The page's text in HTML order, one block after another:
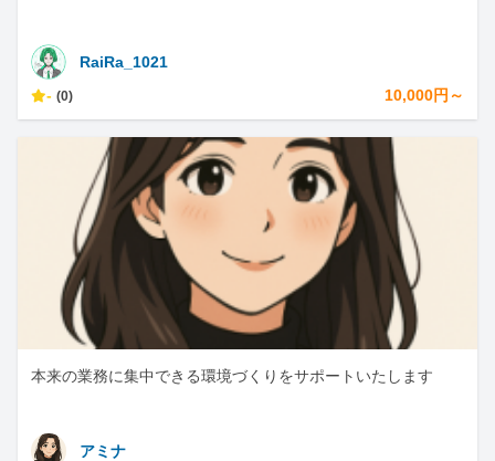
RaiRa_1021
- (0) 10,000円～
本来の業務に集中できる環境づくりをサポートいたします
アミナ